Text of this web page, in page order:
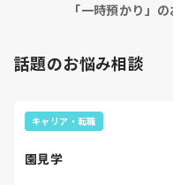
「一時預かり」
話題のお悩み相談
キャリア・転職
園見学